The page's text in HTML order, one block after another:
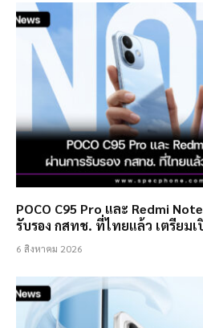
POCO C95 Pro และ Redmi
รับรอง กสทช. ที่ไทยแล้ว เตรียมเ
6 สิงหาคม 2026